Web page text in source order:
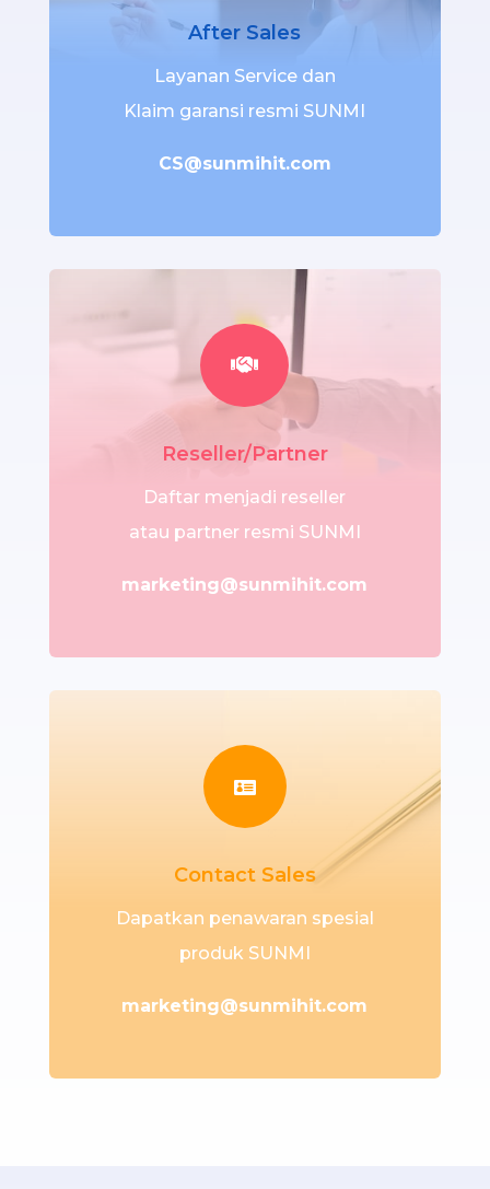
After Sales
Layanan Service dan
Klaim garansi resmi SUNMI
CS@sunmihit.com

Reseller/Partner
Daftar menjadi reseller
atau partner resmi SUNMI
marketing@sunmihit.com

Contact Sales
Dapatkan penawaran spesial
produk SUNMI
marketing@sunmihit.com